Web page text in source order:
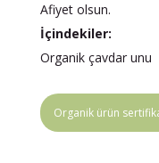
Afiyet olsun.
İçindekiler:
Organik çavdar unu
Organik ürün
BU
2690,00 TL